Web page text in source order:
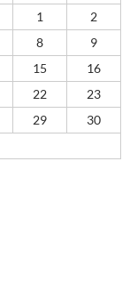
1
2
8
9
15
16
22
23
29
30